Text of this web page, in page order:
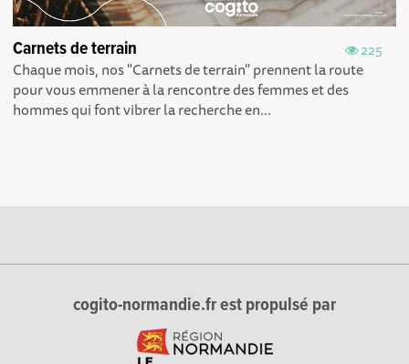
225
Carnets de terrain
Chaque mois, nos "Carnets de terrain" prennent la route
pour vous emmener à la rencontre des femmes et des
hommes qui font vibrer la recherche en...
cogito-normandie.fr est propulsé par